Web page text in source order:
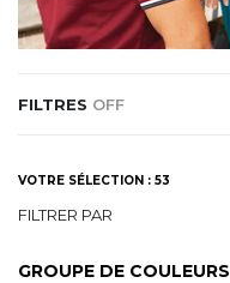
FILTRES
VOTRE SÉLECTION : 53
FILTRER PAR
GROUPE DE COULEURS